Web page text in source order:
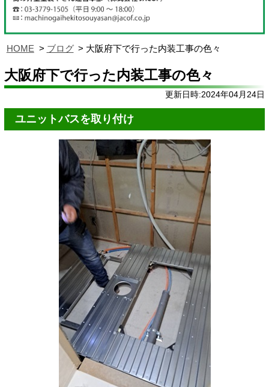
HOME ブログ 大阪府下で行った内装工事の色々
大阪府下で行った内装工事の色々
更新日時:2024年04月24日
ユニットバスを取り付け